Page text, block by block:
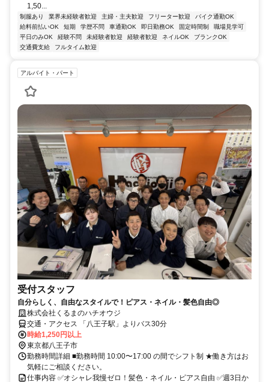
1,50...
制服あり 業界未経験者歓迎 主婦・主夫歓迎 フリーター歓迎
バイク通勤OK
給料前払いOK
短期 学歴不問 車通勤OK 即日勤務OK 固定時間制
職場見学可
平日のみOK
経験不問 未経験者歓迎 経験者歓迎 ネイルOK
ブランクOK
交通費支給
フルタイム歓迎
アルバイト・パート
受付スタッフ
自分らしく、自由なスタイルで！ピアス・ネイル・髪色自由◎
株式会社くるまのハチオウジ
交通・アクセス 「八王子駅」よりバス30分
時給1,250円以上
東京都八王子市
勤務時間詳細 ■勤務時間 10:00〜17:00 の間でシフト制 ★働き方はお
気軽にご相談ください。
仕事内容 ✅オシャレ我慢ゼロ！髪色・ネイル・ピアス自由 ✅週3日か